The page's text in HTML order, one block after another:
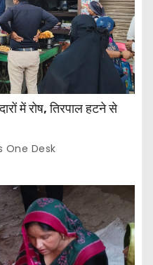
में रोष, तिरपाल हटने से
One Desk